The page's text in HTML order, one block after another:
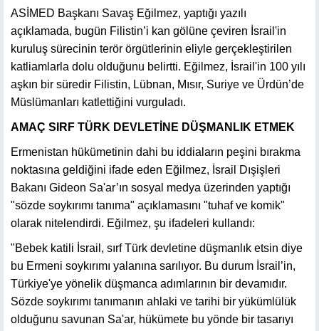
ASİMED Başkanı Savaş Eğilmez, yaptığı yazılı
açıklamada, bugün Filistin’i kan gölüne çeviren İsrail'in
kuruluş sürecinin terör örgütlerinin eliyle gerçekleştirilen
katliamlarla dolu olduğunu belirtti. Eğilmez, İsrail'in 100 yılı
aşkın bir süredir Filistin, Lübnan, Mısır, Suriye ve Ürdün’de
Müslümanları katlettiğini vurguladı.
AMAÇ SIRF TÜRK DEVLETİNE DÜŞMANLIK ETMEK
Ermenistan hükümetinin dahi bu iddiaların peşini bırakma
noktasına geldiğini ifade eden Eğilmez, İsrail Dışişleri
Bakanı Gideon Sa'ar’ın sosyal medya üzerinden yaptığı
"sözde soykırımı tanıma" açıklamasını "tuhaf ve komik"
olarak nitelendirdi. Eğilmez, şu ifadeleri kullandı:
"Bebek katili İsrail, sırf Türk devletine düşmanlık etsin diye
bu Ermeni soykırımı yalanına sarılıyor. Bu durum İsrail’in,
Türkiye'ye yönelik düşmanca adımlarının bir devamıdır.
Sözde soykırımı tanımanın ahlaki ve tarihi bir yükümlülük
olduğunu savunan Sa'ar, hükümete bu yönde bir tasarıyı